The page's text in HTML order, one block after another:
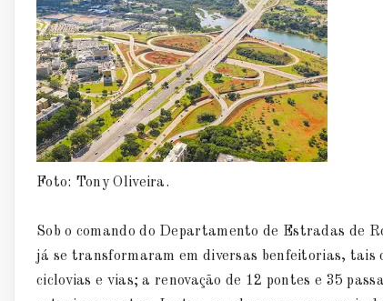
Foto: Tony Oliveira.
Sob o comando do Departamento de Estradas de
já se transformaram em diversas benfeitorias, tais
ciclovias e vias; a renovação de 12 pontes e 35